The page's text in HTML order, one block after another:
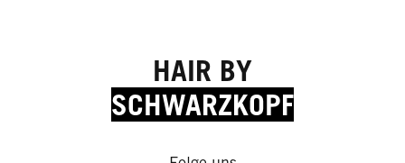
HAIR BY
SCHWARZKOPF